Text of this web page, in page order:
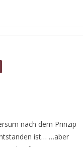
nach dem Prinzip
ist… …aber